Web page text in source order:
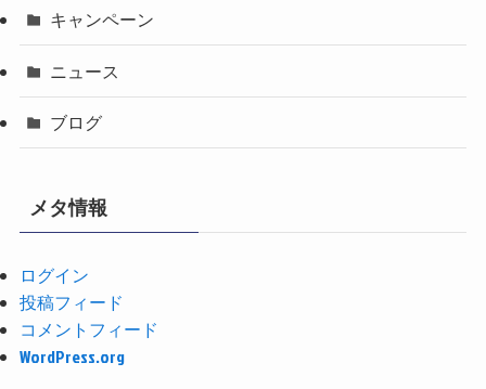
キャンペーン
ニュース
ブログ
メタ情報
ログイン
投稿フィード
コメントフィード
WordPress.org